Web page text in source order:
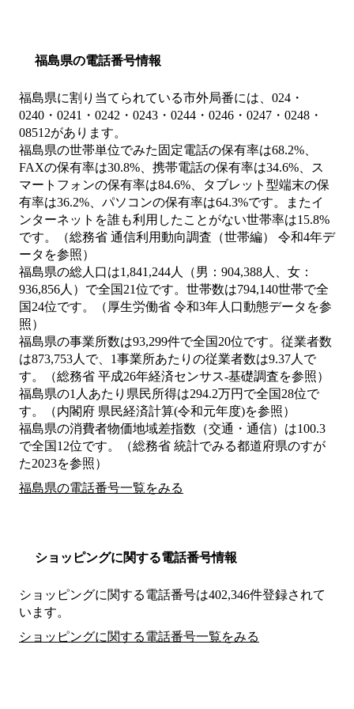
福島県の電話番号情報
福島県に割り当てられている市外局番には、024・
0240・0241・0242・0243・0244・0246・0247・0248・
08512があります。
福島県の世帯単位でみた固定電話の保有率は68.2%、
FAXの保有率は30.8%、携帯電話の保有率は34.6%、ス
マートフォンの保有率は84.6%、タブレット型端末の保
有率は36.2%、パソコンの保有率は64.3%です。またイ
ンターネットを誰も利用したことがない世帯率は15.8%
です。（総務省 通信利用動向調査（世帯編） 令和4年デ
ータを参照）
福島県の総人口は1,841,244人（男：904,388人、女：
936,856人）で全国21位です。世帯数は794,140世帯で全
国24位です。（厚生労働省 令和3年人口動態データを参
照）
福島県の事業所数は93,299件で全国20位です。従業者数
は873,753人で、1事業所あたりの従業者数は9.37人で
す。（総務省 平成26年経済センサス‐基礎調査を参照）
福島県の1人あたり県民所得は294.2万円で全国28位で
す。（内閣府 県民経済計算(令和元年度)を参照）
福島県の消費者物価地域差指数（交通・通信）は100.3
で全国12位です。（総務省 統計でみる都道府県のすが
た2023を参照）
福島県の電話番号一覧をみる
ショッピングに関する電話番号情報
ショッピングに関する電話番号は402,346件登録されて
います。
ショッピングに関する電話番号一覧をみる